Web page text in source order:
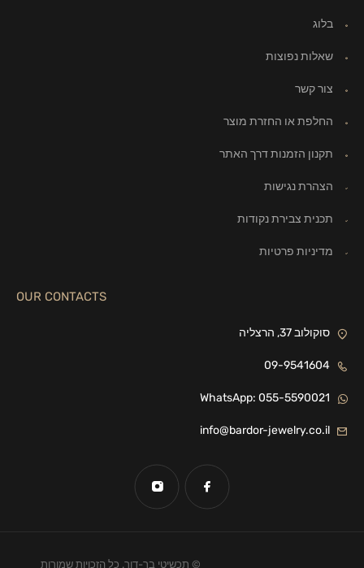
בלוג
שאלות נפוצות
צור קשר
החלפת או החזרת מוצר
תקנון הזמנות דרך האתר
הצהרת נגישות
תכנית צבירת נקודות
מדיניות פרטיות
OUR CONTACTS
סוקולוב 37, הרצליה
09-9541604
WhatsApp: 055-5590021
info@bardor-jewelry.co.il
© תכשיטי בר-דור. כל הזכויות שמורות